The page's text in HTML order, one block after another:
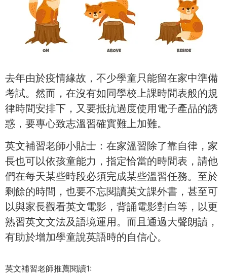
去年由於疫情緣故，不少學童只能留在家中準備
考試。然而，在沒有如同學校上課時間表般的規
律時間安排下，又要抵抗過度使用電子產品的誘
惑，要專心致志溫習確實難上加難。
英文補習老師小貼士：在家溫習除了靠自律，家
長也可以依孩童能力，指定恰當的時間表，請他
們在每天某些時段必須完成某些溫習任務。至於
剩餘的時間，也要不忘閱讀英文課外書，甚至可
以與家長觀看英文電影，背誦電影對白等，以更
熟習英文文法及語境運用。而且通過大聲朗讀，
有助於增加學童說英語時的自信心。
英文補習老師推薦閱讀1: